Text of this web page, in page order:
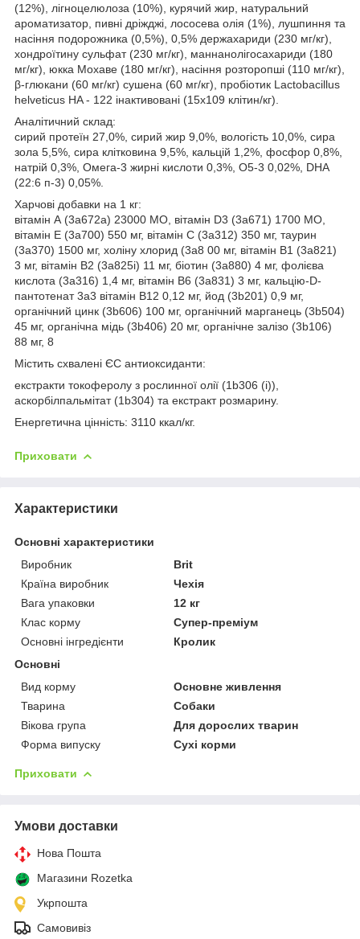
(12%), лігноцелюлоза (10%), курячий жир, натуральний
ароматизатор, пивні дріжджі, лососева олія (1%), лушпиння та
насіння подорожника (0,5%), 0,5% держахариди (230 мг/кг),
хондроїтину сульфат (230 мг/кг), маннанолігосахариди (180
мг/кг), юкка Мохаве (180 мг/кг), насіння розторопші (110 мг/кг),
β-глюкани (60 мг/кг) сушена (60 мг/кг), пробіотик Lactobacillus
helveticus HA - 122 інактивовані (15х109 клітин/кг).
Аналітичний склад:
сирий протеїн 27,0%, сирий жир 9,0%, вологість 10,0%, сира
зола 5,5%, сира клітковина 9,5%, кальцій 1,2%, фосфор 0,8%,
натрій 0,3%, Омега-3 жирні кислоти 0,3%, О5-3 0,02%, DHA
(22:6 п-3) 0,05%.
Харчові добавки на 1 кг:
вітамін А (3a672a) 23000 МО, вітамін D3 (3a671) 1700 МО,
вітамін Е (3a700) 550 мг, вітамін С (3a312) 350 мг, таурин
(3a370) 1500 мг, холіну хлорид (3a8 00 мг, вітамін B1 (3a821)
3 мг, вітамін B2 (3a825i) 11 мг, біотин (3a880) 4 мг, фолієва
кислота (3a316) 1,4 мг, вітамін B6 (3a831) 3 мг, кальцію-D-
пантотенат 3a3 вітамін B12 0,12 мг, йод (3b201) 0,9 мг,
органічний цинк (3b606) 100 мг, органічний марганець (3b504)
45 мг, органічна мідь (3b406) 20 мг, органічне залізо (3b106)
88 мг, 8
Містить схвалені ЄС антиоксиданти:
екстракти токоферолу з рослинної олії (1b306 (i)),
аскорбілпальмітат (1b304) та екстракт розмарину.
Енергетична цінність: 3110 ккал/кг.
Приховати
Характеристики
Основні характеристики
Виробник
Brit
Країна виробник
Чехія
Вага упаковки
12 кг
Клас корму
Супер-преміум
Основні інгредієнти
Кролик
Основні
Вид корму
Основне живлення
Тварина
Собаки
Вікова група
Для дорослих тварин
Форма випуску
Сухі корми
Приховати
Умови доставки
Нова Пошта
Магазини Rozetka
Укрпошта
Самовивіз